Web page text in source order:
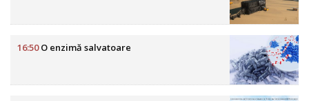
16:50O enzimă salvatoare